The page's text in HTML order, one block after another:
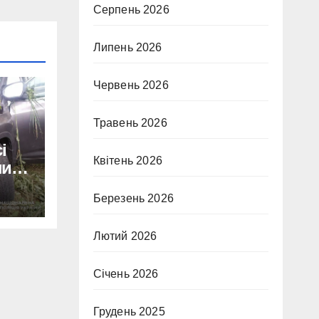
Серпень 2026
Липень 2026
Червень 2026
Травень 2026
Квітень 2026
Березень 2026
Лютий 2026
Січень 2026
Грудень 2025